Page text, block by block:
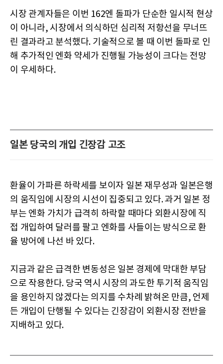
시장 관계자들은 이번 162엔 돌파가 단순한 일시적 현상
이 아니라, 시장에서 의식하던 심리적 저항선을 무너뜨
린 결과라고 분석했다. 기술적으로 볼 때 이번 돌파로 인
해 추가적인 엔화 약세가 진행될 가능성이 크다는 전망
이 우세하다.
일본 당국의 개입 긴장감 고조
환율이 가파른 하락세를 보이자 일본 재무성과 일본은행
의 움직임에 시장의 시선이 집중되고 있다. 과거 일본 정
부는 엔화 가치가 급격히 하락할 때마다 외환시장에 직
접 개입하여 달러를 팔고 엔화를 사들이는 방식으로 환
율 방어에 나선 바 있다.
지금과 같은 급격한 변동성은 일본 경제에 막대한 부담
으로 작용한다. 당국 역시 시장의 과도한 투기적 움직임
을 용인하지 않겠다는 의지를 수차례 밝혀온 만큼, 언제
든 개입이 단행될 수 있다는 긴장감이 외환시장 전반을
지배하고 있다.